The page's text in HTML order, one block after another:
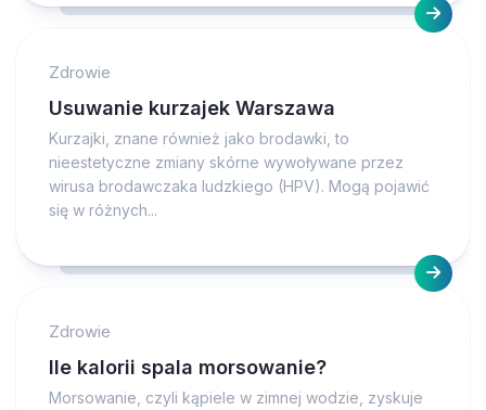
Zdrowie
Usuwanie kurzajek Warszawa
Kurzajki, znane również jako brodawki, to
nieestetyczne zmiany skórne wywoływane przez
wirusa brodawczaka ludzkiego (HPV). Mogą pojawić
się w różnych...
Zdrowie
Ile kalorii spala morsowanie?
Morsowanie, czyli kąpiele w zimnej wodzie, zyskuje